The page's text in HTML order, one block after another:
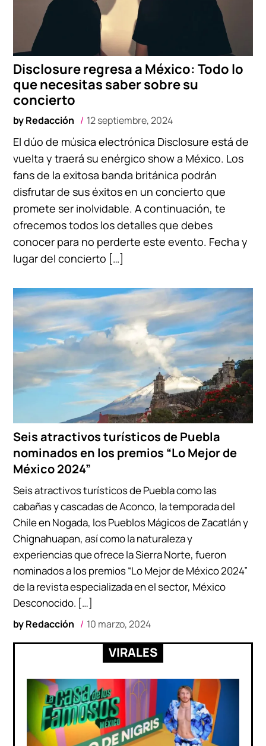
Disclosure regresa a México: Todo lo
que necesitas saber sobre su
concierto
byRedacción 12 septiembre, 2024
El dúo de música electrónica Disclosure está de
vuelta y traerá su enérgico show a México. Los
fans de la exitosa banda británica podrán
disfrutar de sus éxitos en un concierto que
promete ser inolvidable. A continuación, te
ofrecemos todos los detalles que debes
conocer para no perderte este evento. Fecha y
lugar del concierto […]
Seis atractivos turísticos de Puebla
nominados en los premios “Lo Mejor de
México 2024”
byRedacción 10 marzo, 2024
Seis atractivos turísticos de Puebla como las
cabañas y cascadas de Aconco, la temporada del
Chile en Nogada, los Pueblos Mágicos de Zacatlán y
Chignahuapan, así como la naturaleza y
experiencias que ofrece la Sierra Norte, fueron
nominados a los premios “Lo Mejor de México 2024”
de la revista especializada en el sector, México
Desconocido. […]
VIRALES